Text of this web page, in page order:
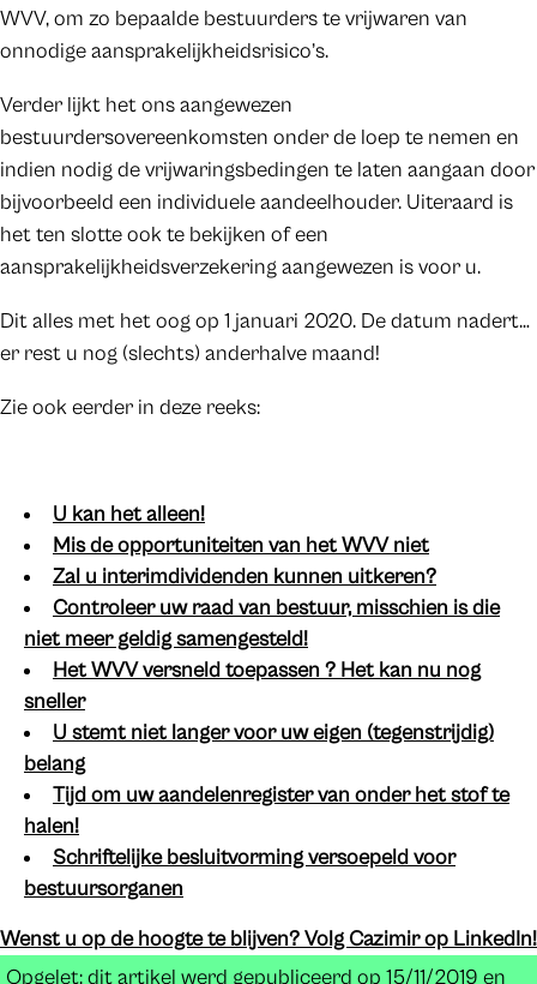
WVV, om zo bepaalde bestuurders te vrijwaren van
onnodige aansprakelijkheidsrisico’s.
Verder lijkt het ons aangewezen
bestuurdersovereenkomsten onder de loep te nemen en
indien nodig de vrijwaringsbedingen te laten aangaan door
bijvoorbeeld een individuele aandeelhouder. Uiteraard is
het ten slotte ook te bekijken of een
aansprakelijkheidsverzekering aangewezen is voor u.
Dit alles met het oog op 1 januari 2020. De datum nadert…
er rest u nog (slechts) anderhalve maand!
Zie ook eerder in deze reeks:
U kan het alleen!
Mis de opportuniteiten van het WVV niet
Zal u interimdividenden kunnen uitkeren?
Controleer uw raad van bestuur, misschien is die
niet meer geldig samengesteld!
Het WVV versneld toepassen ? Het kan nu nog
sneller
U stemt niet langer voor uw eigen (tegenstrijdig)
belang
Tijd om uw aandelenregister van onder het stof te
halen!
Schriftelijke besluitvorming versoepeld voor
bestuursorganen
Wenst u op de hoogte te blijven? Volg Cazimir op LinkedIn!
Opgelet: dit artikel werd gepubliceerd op 15/11/2019 en